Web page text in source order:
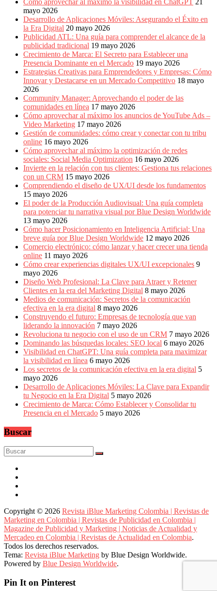
Cómo aprovechar al máximo la visibilidad en ChatGPT 21
mayo 2026
Desarrollo de Aplicaciones Móviles: Asegurando el Éxito en
la Era Digital 20 mayo 2026
Publicidad ATL: Una guía para comprender el alcance de la
publicidad tradicional 19 mayo 2026
Crecimiento de Marca: El Secreto para Establecer una
Presencia Dominante en el Mercado 19 mayo 2026
Estrategias Creativas para Emprendedores y Empresas: Cómo
Innovar y Destacarse en un Mercado Competitivo 18 mayo
2026
Community Manager: Aprovechando el poder de las
comunidades en línea 17 mayo 2026
Cómo aprovechar al máximo los anuncios de YouTube Ads –
Video Marketing 17 mayo 2026
Gestión de comunidades: cómo crear y conectar con tu tribu
online 16 mayo 2026
Cómo aprovechar al máximo la optimización de redes
sociales: Social Media Optimization 16 mayo 2026
Invierte en la relación con tus clientes: Gestiona tus relaciones
con un CRM 15 mayo 2026
Comprendiendo el diseño de UX/UI desde los fundamentos
15 mayo 2026
El poder de la Producción Audiovisual: Una guía completa
para potenciar tu narrativa visual por Blue Design Worldwide
13 mayo 2026
Cómo hacer Posicionamiento en Inteligencia Artificial: Una
breve guía por Blue Design Worldwide 12 mayo 2026
Comercio electrónico: cómo lanzar y hacer crecer una tienda
online 11 mayo 2026
Cómo crear experiencias digitales UX/UI excepcionales 9
mayo 2026
Diseño Web Profesional: La Clave para Atraer y Retener
Clientes en la era del Marketing Digital 8 mayo 2026
Medios de comunicación: Secretos de la comunicación
efectiva en la era digital 8 mayo 2026
Construyendo el futuro: Empresas de tecnología que van
liderando la innovación 7 mayo 2026
Revoluciona tu negocio con el uso de un CRM 7 mayo 2026
Dominando las búsquedas locales: SEO local 6 mayo 2026
Visibilidad en ChatGPT: Una guía completa para maximizar
la visibilidad en línea 6 mayo 2026
Los secretos de la comunicación efectiva en la era digital 5
mayo 2026
Desarrollo de Aplicaciones Móviles: La Clave para Expandir
tu Negocio en la Era Digital 5 mayo 2026
Crecimiento de Marca: Cómo Establecer y Consolidar tu
Presencia en el Mercado 5 mayo 2026
Buscar
Copyright © 2026 Revista iBlue Marketing Colombia | Revistas de
Marketing en Colombia | Revistas de Publicidad en Colombia |
Magazine de Publicidad y Marketing | Noticias de Actualidad y
Mercadeo en Colombia | Revistas de Actualidad en Colombia.
Todos los derechos reservados.
Tema: Revista iBlue Marketing by Blue Design Worldwide.
Powered by Blue Design Worldwide.
Pin It on Pinterest